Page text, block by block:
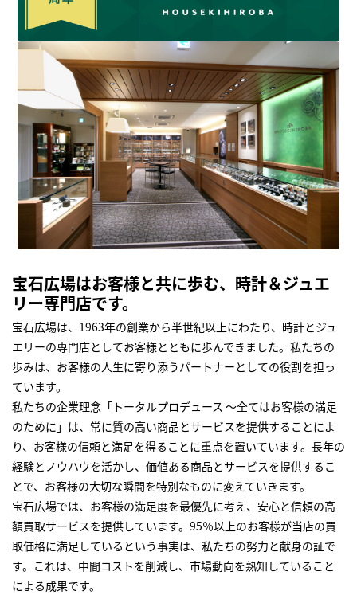
宝石広場はお客様と共に歩む、時計＆ジュエ
リー専門店です。
宝石広場は、1963年の創業から半世紀以上にわたり、時計とジュ
エリーの専門店としてお客様とともに歩んできました。私たちの
歩みは、お客様の人生に寄り添うパートナーとしての役割を担っ
ています。
私たちの企業理念「トータルプロデュース ～全てはお客様の満足
のために」は、常に質の高い商品とサービスを提供することによ
り、お客様の信頼と満足を得ることに重点を置いています。長年の
経験とノウハウを活かし、価値ある商品とサービスを提供するこ
とで、お客様の大切な瞬間を特別なものに変えていきます。
宝石広場では、お客様の満足度を最優先に考え、安心と信頼の高
額買取サービスを提供しています。95％以上のお客様が当店の買
取価格に満足しているという事実は、私たちの努力と献身の証で
す。これは、中間コストを削減し、市場動向を熟知していること
による成果です。